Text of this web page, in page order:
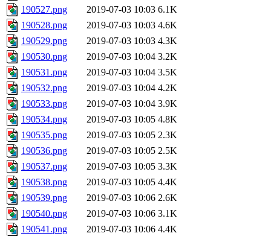
190527.png
2019-07-03 10:03 6.1K
190528.png
2019-07-03 10:03 4.6K
190529.png
2019-07-03 10:03 4.3K
190530.png
2019-07-03 10:04 3.2K
190531.png
2019-07-03 10:04 3.5K
190532.png
2019-07-03 10:04 4.2K
190533.png
2019-07-03 10:04 3.9K
190534.png
2019-07-03 10:05 4.8K
190535.png
2019-07-03 10:05 2.3K
190536.png
2019-07-03 10:05 2.5K
190537.png
2019-07-03 10:05 3.3K
190538.png
2019-07-03 10:05 4.4K
190539.png
2019-07-03 10:06 2.6K
190540.png
2019-07-03 10:06 3.1K
190541.png
2019-07-03 10:06 4.4K